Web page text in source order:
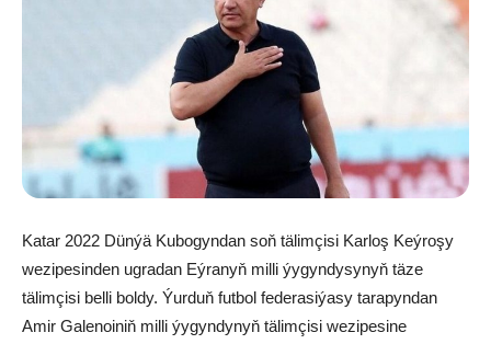
Katar 2022 Dünýä Kubogyndan soň tälimçisi Karloş Keýroşy
wezipesinden ugradan Eýranyň milli ýygyndysynyň täze
tälimçisi belli boldy. Ýurduň futbol federasiýasy tarapyndan
Amir Galenoiniň milli ýygyndynyň tälimçisi wezipesine